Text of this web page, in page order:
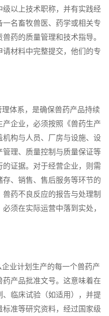
以上技术职称，并有实践经
名畜牧兽医、药学或相关专
药的质量管理和技术指导。
材料中完整提交，他们的专
体系，是确保兽药产品持续
企业，必须按照《兽药生产
构与人员、厂房与设施、设
理、质量控制与质量保证等
证据。对于经营企业，则需
、销售、售后服务等环节的
药不良反应的报告与处理制
须在实际运营中落到实处，
业计划生产的每一个兽药产
产品批准文号。这意味着在
临床试验（如适用），并提
准等研究资料，经过国家级